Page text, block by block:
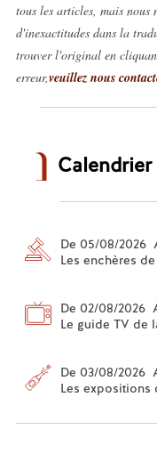
tous les articles, mais nous
d'inexactitudes dans la
trouver l'original en
erreur,veuillez nous
De 05/08/2026
Les enchères
De 02/08/2026
Le guide TV de
De 03/08/2026
Les expositions